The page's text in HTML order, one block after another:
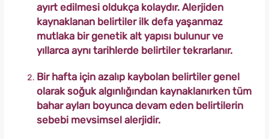
ayırt edilmesi oldukça kolaydır. Alerjiden
kaynaklanan belirtiler ilk defa yaşanmaz
mutlaka bir genetik alt yapısı bulunur ve
yıllarca aynı tarihlerde belirtiler tekrarlanır.
Bir hafta için azalıp kaybolan belirtiler genel
olarak soğuk algınlığından kaynaklanırken tüm
bahar ayları boyunca devam eden belirtilerin
sebebi mevsimsel alerjidir.